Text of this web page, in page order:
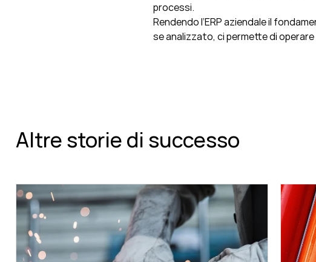
processi.
Rendendo l’ERP aziendale il
se analizzato, ci permette di
Altre storie di successo